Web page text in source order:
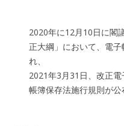
2020年に12月10日に閣
正大綱」において、電
れ、
2021年3月31日、改正
帳簿保存法施行規則が公